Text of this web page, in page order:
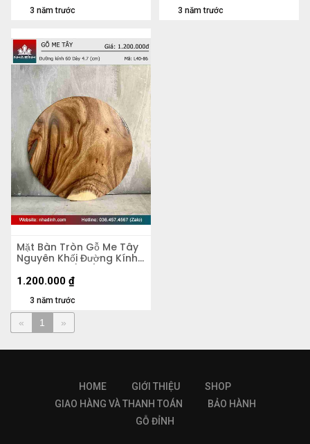
3 năm trước 3 năm trước
Mặt Bàn Tròn Gỗ Me Tây
Nguyên Khối Đường Kính
60 Dày 4.5 (cm)
3 năm trước
1.200.000 ₫
« 1 »
HOME GIỚI THIỆU
SHOP
GIAO HÀNG VÀ THANH TOÁN
BẢO HÀNH
GỖ ĐỈNH